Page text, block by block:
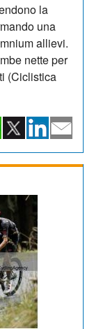
la
una
allievi.
nette per
(Ciclistica